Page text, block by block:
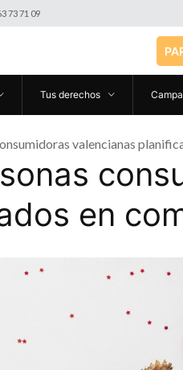
73 71 09
Tus derechos
valencianas
en